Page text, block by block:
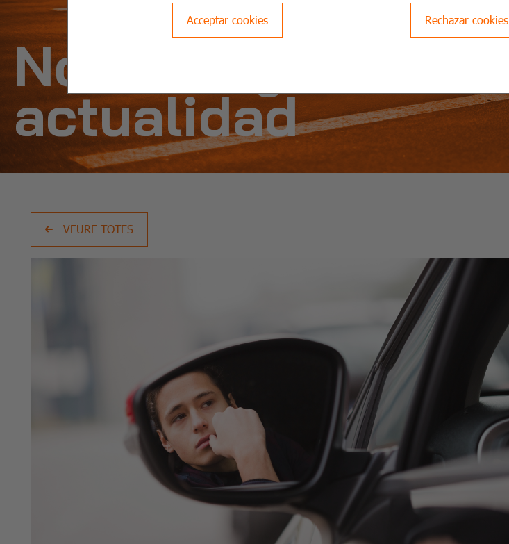
Noticias y
actualidad
VEURE TOTES
Acceptar cookies Rechazar cookies